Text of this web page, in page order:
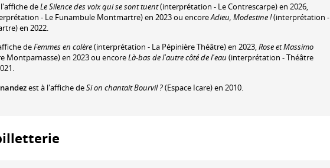
deLe Silence des voix qui se sont tuent(interprétation - Le Contrescarpe) en 2026,
- Le Funambule Montmartre) en 2023 ou encoreAdieu, Modestine !(interprétation -
en 2022.
deFemmes en colère(interprétation - La Pépinière Théâtre) en 2023,Rose et Massimo
Montparnasse) en 2023 ou encoreLà-bas de l'autre côté de l'eau (interprétation - Théâtre
est à l'affiche deSi on chantait Bourvil ?(Espace Icare) en 2010.